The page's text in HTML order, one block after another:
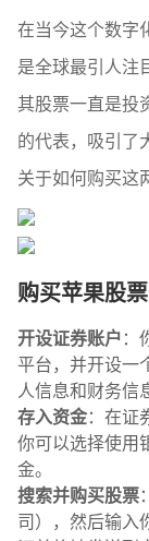
在当今这个数字
是全球最引人注
其股票一直是投
的代表，吸引了
关于如何购买这
购买苹果股
开设证券账户 ：
平台，并开设一
人信息和财务信
存入资金：在证
你可以选择使用
金。
搜索并购买股票
司），然后输入